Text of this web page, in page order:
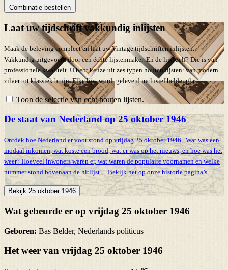
Combinatie bestellen
Laat uw tijdschrift vakkundig inlijsten
Maak de beleving compleet en laat uw Vintage tijdschriften inlijsten.
Vakkundig uitgevoerd door een échte lijstenmaker. En de lijst zelf? Die is van
professionele kwaliteit. U hebt keuze uit zes typen houten lijsten: van modern
zilver tot klassiek bruin. Elke lijst wordt geleverd inclusief helder glas.
Toon de selectie van echt houten lijsten.
De staat van Nederland op 25 oktober 1946
Ontdek hoe Nederland er voor stond op vrijdag 25 oktober 1946 . Wat was een
modaal inkomen, wat koste een brood, wat er was op het nieuws, en hoe was het
weer? Hoeveel inwoners waren er, wat waren de populaire voornamen en welke
nummer stond bovenaan de hitlijst… Bekijk het op onze historie pagina’s.
Bekijk 25 oktober 1946
Wat gebeurde er op vrijdag 25 oktober 1946
Geboren: Bas Belder, Nederlands politicus
Het weer van vrijdag 25 oktober 1946